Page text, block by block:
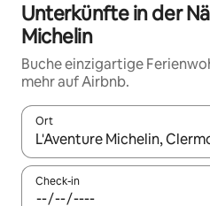
Unterkünfte in der
Michelin
Buche einzigartige
mehr auf Airbnb.
Ort
Wenn Ergebnisse verfügbar
Check-in